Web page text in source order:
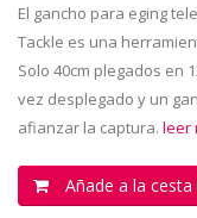
El gancho para eging
Tackle es una
Solo 40cm plegados en
vez desplegado y un
afianzar la captura. leer
Añade a la cesta